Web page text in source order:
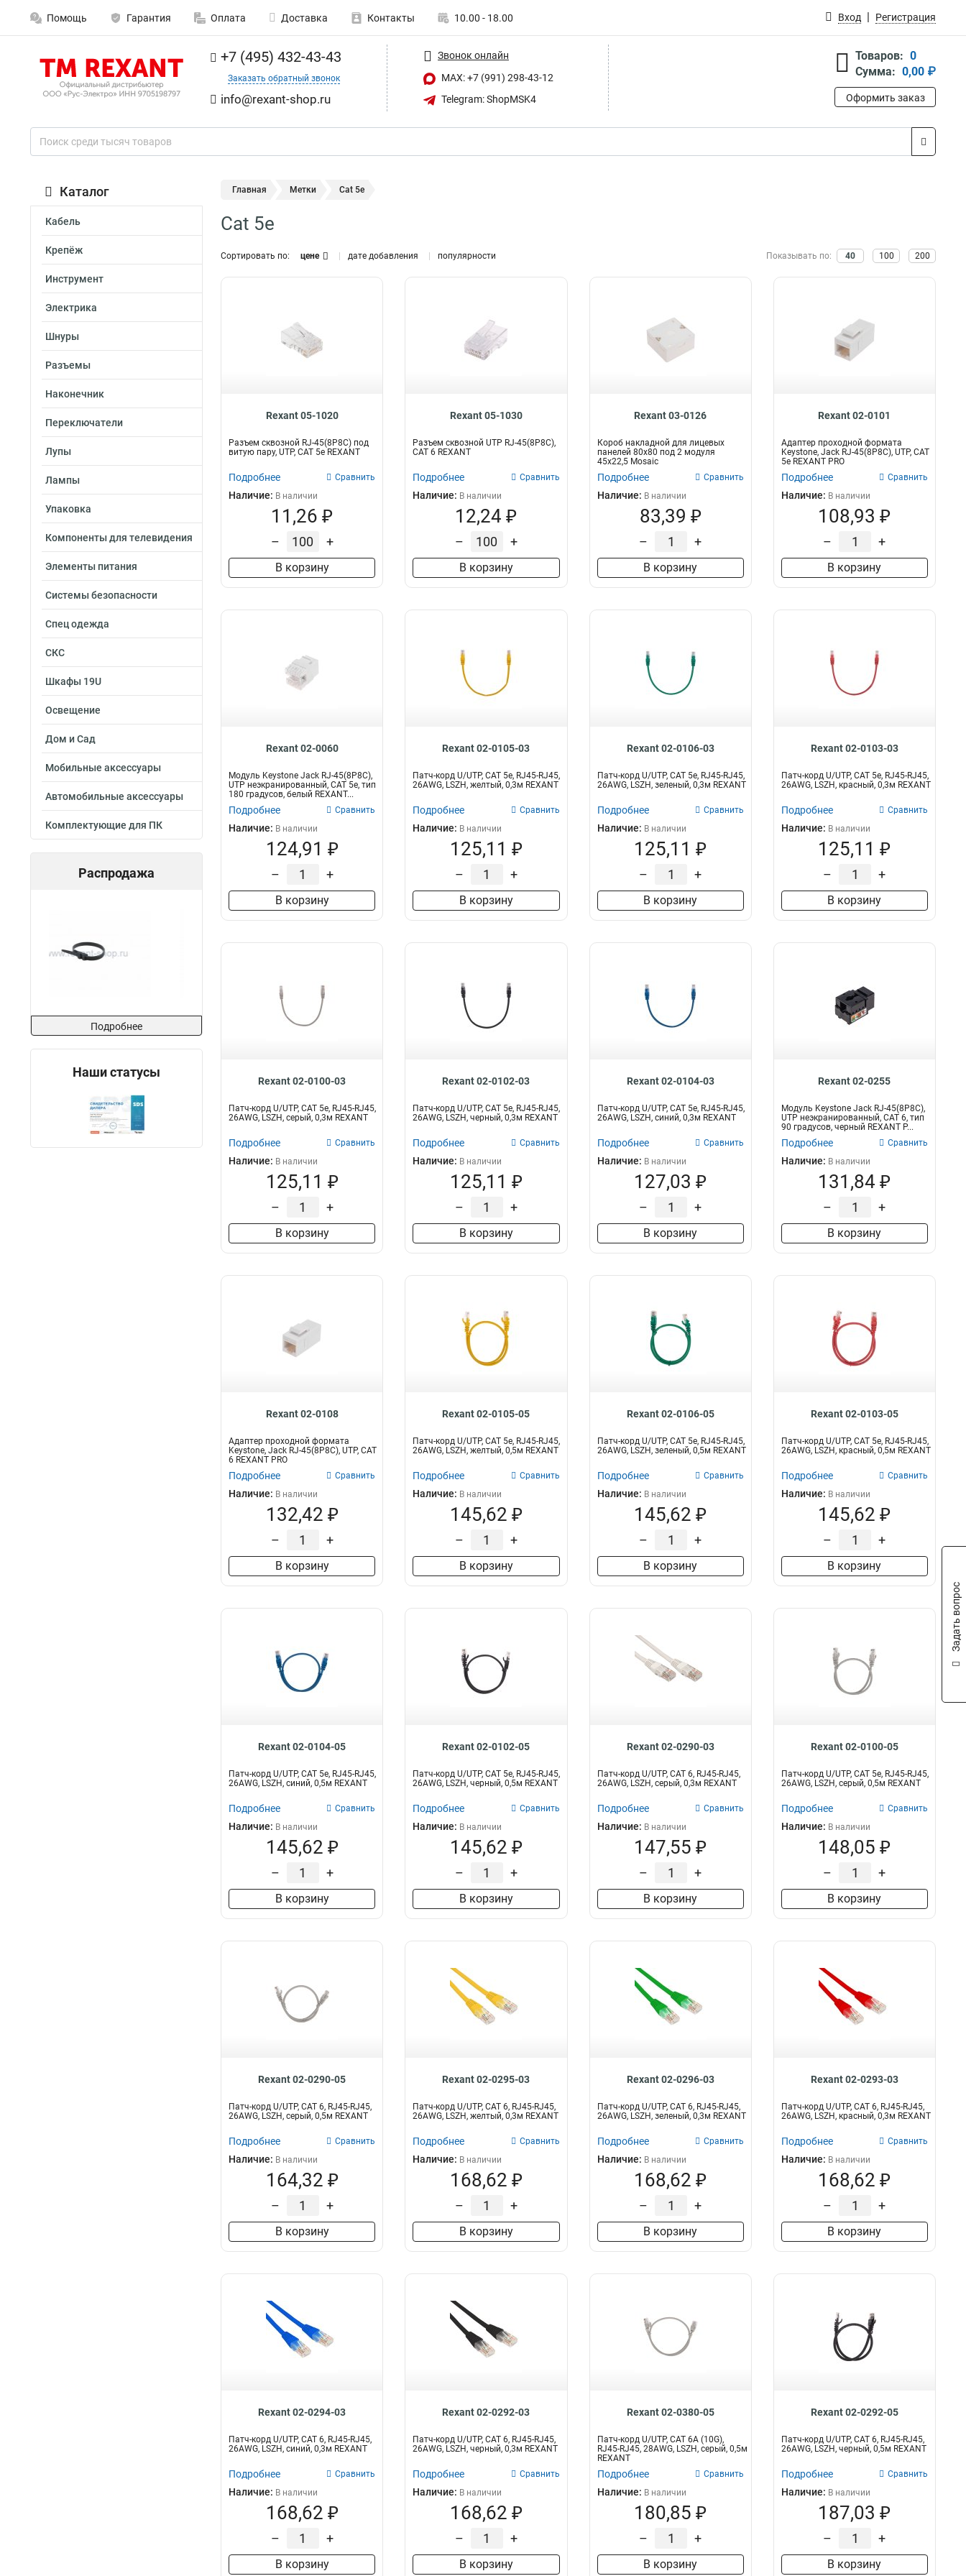
Помощь Гарантия Оплата Доставка Контакты 10.00 - 18.00 Вход Регистрация
+7 (495) 432-43-43
Заказать обратный звонок
info@rexant-shop.ru
Звонок онлайн
MAX: +7 (991) 298-43-12
Telegram: ShopMSK4
Товаров: 0
Сумма: 0,00 ₽
Оформить заказ
Каталог
Кабель
Крепёж
Инструмент
Электрика
Шнуры
Разъемы
Наконечник
Переключатели
Лупы
Лампы
Упаковка
Компоненты для телевидения
Элементы питания
Системы безопасности
Спец одежда
СКС
Шкафы 19U
Освещение
Дом и Сад
Мобильные аксессуары
Автомобильные аксессуары
Комплектующие для ПК
Распродажа
Подробнее
Наши статусы
Главная Метки Cat 5e
Cat 5e
Сортировать по: цене дате добавления популярности Показывать по: 40 100 200
Rexant 05-1020
Разъем cквозной RJ-45(8P8C) под
витую пару, UTP, CAT 5e REXANT
Подробнее Сравнить
Наличие: В наличии
11,26 ₽
– +
В корзину
Rexant 05-1030
Разъем cквозной UTP RJ-45(8P8C),
CAT 6 REXANT
Подробнее Сравнить
Наличие: В наличии
12,24 ₽
– +
В корзину
Rexant 03-0126
Короб накладной для лицевых
панелей 80х80 под 2 модуля
45х22,5 Mosaic
Подробнее Сравнить
Наличие: В наличии
83,39 ₽
– +
В корзину
Rexant 02-0101
Адаптер проходной формата
Keystone, Jack RJ-45(8P8C), UTP, CAT
5e REXANT PRO
Подробнее Сравнить
Наличие: В наличии
108,93 ₽
– +
В корзину
Rexant 02-0060
Модуль Keystone Jack RJ-45(8P8C),
UTP неэкранированный, CAT 5e, тип
180 градусов, белый REXANT...
Подробнее Сравнить
Наличие: В наличии
124,91 ₽
– +
В корзину
Rexant 02-0105-03
Патч-корд U/UTP, CAT 5e, RJ45-RJ45,
26AWG, LSZH, желтый, 0,3м REXANT
Подробнее Сравнить
Наличие: В наличии
125,11 ₽
– +
В корзину
Rexant 02-0106-03
Патч-корд U/UTP, CAT 5e, RJ45-RJ45,
26AWG, LSZH, зеленый, 0,3м REXANT
Подробнее Сравнить
Наличие: В наличии
125,11 ₽
– +
В корзину
Rexant 02-0103-03
Патч-корд U/UTP, CAT 5e, RJ45-RJ45,
26AWG, LSZH, красный, 0,3м REXANT
Подробнее Сравнить
Наличие: В наличии
125,11 ₽
– +
В корзину
Rexant 02-0100-03
Патч-корд U/UTP, CAT 5e, RJ45-RJ45,
26AWG, LSZH, серый, 0,3м REXANT
Подробнее Сравнить
Наличие: В наличии
125,11 ₽
– +
В корзину
Rexant 02-0102-03
Патч-корд U/UTP, CAT 5e, RJ45-RJ45,
26AWG, LSZH, черный, 0,3м REXANT
Подробнее Сравнить
Наличие: В наличии
125,11 ₽
– +
В корзину
Rexant 02-0104-03
Патч-корд U/UTP, CAT 5e, RJ45-RJ45,
26AWG, LSZH, синий, 0,3м REXANT
Подробнее Сравнить
Наличие: В наличии
127,03 ₽
– +
В корзину
Rexant 02-0255
Модуль Keystone Jack RJ-45(8P8C),
UTP неэкранированный, CAT 6, тип
90 градусов, черный REXANT P...
Подробнее Сравнить
Наличие: В наличии
131,84 ₽
– +
В корзину
Rexant 02-0108
Адаптер проходной формата
Keystone, Jack RJ-45(8P8C), UTP, CAT
6 REXANT PRO
Подробнее Сравнить
Наличие: В наличии
132,42 ₽
– +
В корзину
Rexant 02-0105-05
Патч-корд U/UTP, CAT 5e, RJ45-RJ45,
26AWG, LSZH, желтый, 0,5м REXANT
Подробнее Сравнить
Наличие: В наличии
145,62 ₽
– +
В корзину
Rexant 02-0106-05
Патч-корд U/UTP, CAT 5e, RJ45-RJ45,
26AWG, LSZH, зеленый, 0,5м REXANT
Подробнее Сравнить
Наличие: В наличии
145,62 ₽
– +
В корзину
Rexant 02-0103-05
Патч-корд U/UTP, CAT 5e, RJ45-RJ45,
26AWG, LSZH, красный, 0,5м REXANT
Подробнее Сравнить
Наличие: В наличии
145,62 ₽
– +
В корзину
Rexant 02-0104-05
Патч-корд U/UTP, CAT 5e, RJ45-RJ45,
26AWG, LSZH, синий, 0,5м REXANT
Подробнее Сравнить
Наличие: В наличии
145,62 ₽
– +
В корзину
Rexant 02-0102-05
Патч-корд U/UTP, CAT 5e, RJ45-RJ45,
26AWG, LSZH, черный, 0,5м REXANT
Подробнее Сравнить
Наличие: В наличии
145,62 ₽
– +
В корзину
Rexant 02-0290-03
Патч-корд U/UTP, CAT 6, RJ45-RJ45,
26AWG, LSZH, серый, 0,3м REXANT
Подробнее Сравнить
Наличие: В наличии
147,55 ₽
– +
В корзину
Rexant 02-0100-05
Патч-корд U/UTP, CAT 5e, RJ45-RJ45,
26AWG, LSZH, серый, 0,5м REXANT
Подробнее Сравнить
Наличие: В наличии
148,05 ₽
– +
В корзину
Rexant 02-0290-05
Патч-корд U/UTP, CAT 6, RJ45-RJ45,
26AWG, LSZH, серый, 0,5м REXANT
Подробнее Сравнить
Наличие: В наличии
164,32 ₽
– +
В корзину
Rexant 02-0295-03
Патч-корд U/UTP, CAT 6, RJ45-RJ45,
26AWG, LSZH, желтый, 0,3м REXANT
Подробнее Сравнить
Наличие: В наличии
168,62 ₽
– +
В корзину
Rexant 02-0296-03
Патч-корд U/UTP, CAT 6, RJ45-RJ45,
26AWG, LSZH, зеленый, 0,3м REXANT
Подробнее Сравнить
Наличие: В наличии
168,62 ₽
– +
В корзину
Rexant 02-0293-03
Патч-корд U/UTP, CAT 6, RJ45-RJ45,
26AWG, LSZH, красный, 0,3м REXANT
Подробнее Сравнить
Наличие: В наличии
168,62 ₽
– +
В корзину
Rexant 02-0294-03
Патч-корд U/UTP, CAT 6, RJ45-RJ45,
26AWG, LSZH, синий, 0,3м REXANT
Подробнее Сравнить
Наличие: В наличии
168,62 ₽
– +
В корзину
Rexant 02-0292-03
Патч-корд U/UTP, CAT 6, RJ45-RJ45,
26AWG, LSZH, черный, 0,3м REXANT
Подробнее Сравнить
Наличие: В наличии
168,62 ₽
– +
В корзину
Rexant 02-0380-05
Патч-корд U/UTP, CAT 6A (10G),
RJ45-RJ45, 28AWG, LSZH, серый, 0,5м
REXANT
Подробнее Сравнить
Наличие: В наличии
180,85 ₽
– +
В корзину
Rexant 02-0292-05
Патч-корд U/UTP, CAT 6, RJ45-RJ45,
26AWG, LSZH, черный, 0,5м REXANT
Подробнее Сравнить
Наличие: В наличии
187,03 ₽
– +
В корзину
Задать вопрос